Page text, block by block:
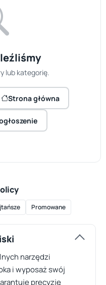
lub kategorię.
Strona główna
Promowane
narzędzi
i wyposaż swój
precyzję